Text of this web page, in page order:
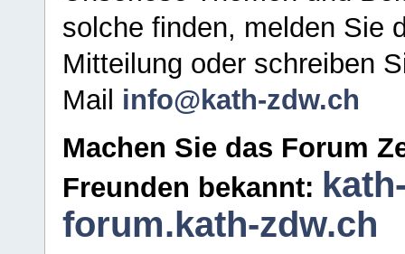
solche finden, melden Sie
Mitteilung oder schreiben
Mail info@kath-zdw.ch
Machen Sie das Forum
Freunden bekannt:
forum.kath-zdw.ch